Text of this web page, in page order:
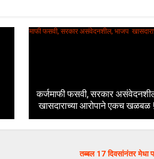
कर्जमाफी फसवी, सरकार
खासदाराच्या आरोपाने एकच खळबळ !
तब्बल 17 दिवसांनंतर मेधा